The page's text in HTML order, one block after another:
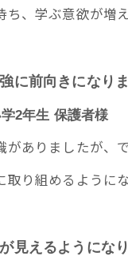
ち、学ぶ意欲が増
に前向きになり
2年生 保護者様
がありましたが、
取り組めるように
見えるようにな